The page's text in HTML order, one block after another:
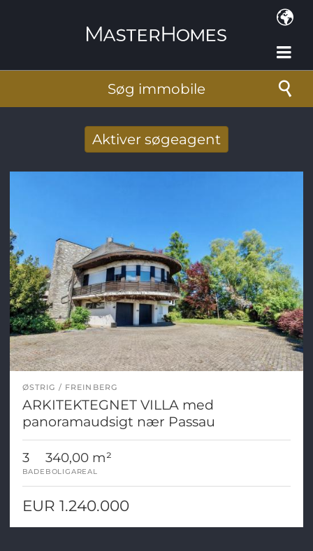
Søg immobile
Aktiver søgeagent
ØSTRIG FREINBERG
ARKITEKTEGNET VILLA med
panoramaudsigt nær Passau
3
BADE
340,00 m²
BOLIGAREAL
EUR 1.240.000